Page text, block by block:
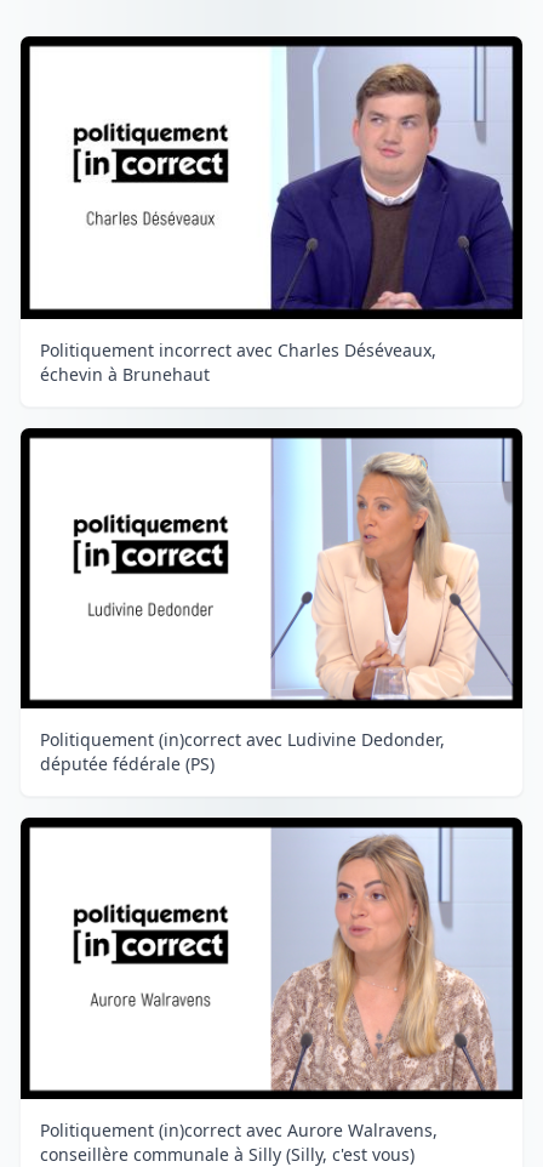
Politiquement incorrect avec Charles Déséveaux,
échevin à Brunehaut
Politiquement (in)correct avec Ludivine Dedonder,
députée fédérale (PS)
Politiquement (in)correct avec Aurore Walravens,
conseillère communale à Silly (Silly, c'est vous)